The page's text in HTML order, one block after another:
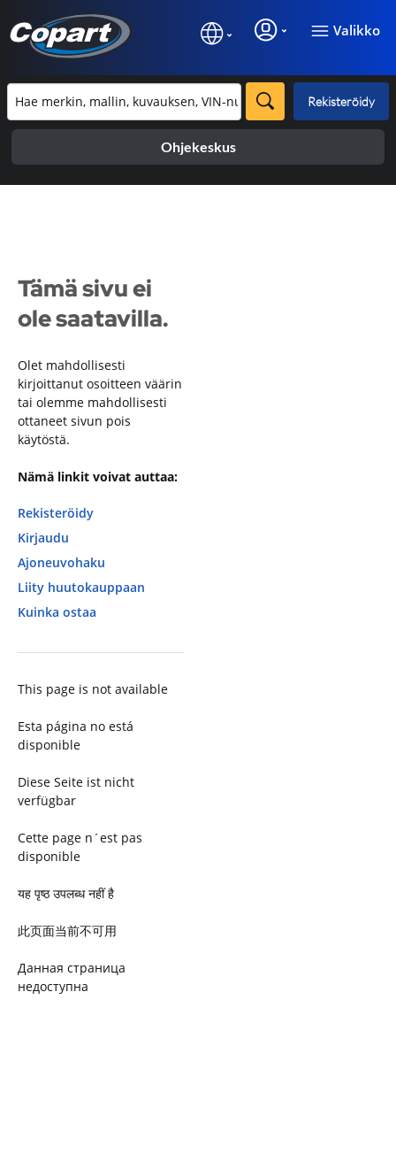
Valikko
Rekisteröidy
Ohjekeskus
Tämä sivu ei
ole saatavilla.
Olet mahdollisesti
kirjoittanut osoitteen väärin
tai olemme mahdollisesti
ottaneet sivun pois
käytöstä.
Nämä linkit voivat auttaa:
Rekisteröidy
Kirjaudu
Ajoneuvohaku
Liity huutokauppaan
Kuinka ostaa
This page is not available
Esta página no está
disponible
Diese Seite ist nicht
verfügbar
Cette page n´est pas
disponible
यह पृष्ठ उपलब्ध नहीं है
此页面当前不可用
Данная страница
недоступна